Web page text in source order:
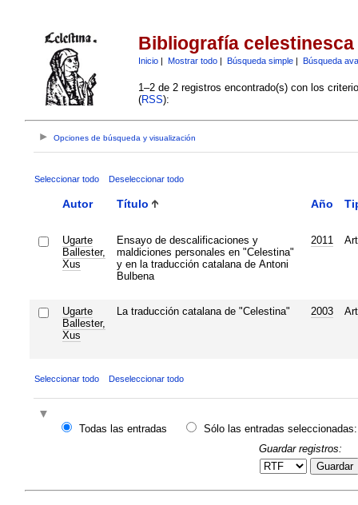
Bibliografía celestinesca
Inicio| Mostrar todo| Búsqueda simple| Búsqueda
1–2 de 2 registros encontrado(s) con los
(RSS):
Opciones de búsqueda y visualización
Seleccionar todo Deseleccionar todo
Autor Título Año
Ugarte
Ballester,
Xus
Ensayo de descalificaciones y
maldiciones personales en "Celestina"
y en la traducción catalana de Antoni
Bulbena
2011
Ugarte
Ballester,
Xus
La traducción catalana de "Celestina" 2003
Seleccionar todo Deseleccionar todo
Todas las entradas
Sólo las entradas seleccionadas:
Guardar registros:
Guardar